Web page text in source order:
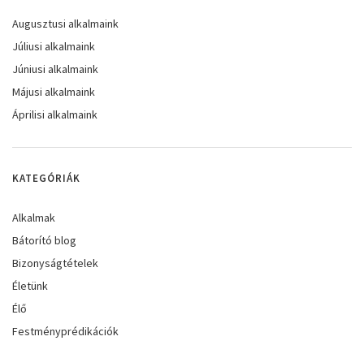
Augusztusi alkalmaink
Júliusi alkalmaink
Júniusi alkalmaink
Májusi alkalmaink
Áprilisi alkalmaink
KATEGÓRIÁK
Alkalmak
Bátorító blog
Bizonyságtételek
Életünk
Élő
Festményprédikációk